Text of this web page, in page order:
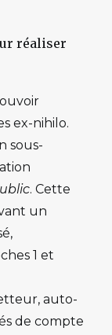
réaliser
ex-nihilo.
sous-
. Cette
un
1 et
auto-
de compte